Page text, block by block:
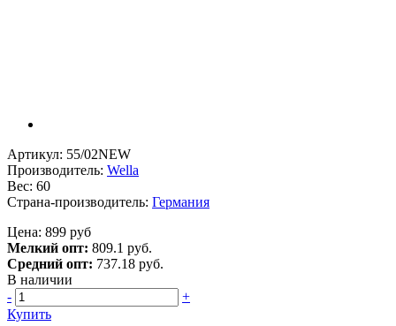
Артикул: 55/02NEW
Производитель: Wella
Вес: 60
Страна-производитель: Германия
Цена: 899 руб
Мелкий опт: 809.1 руб.
Средний опт: 737.18 руб.
В наличии
-
+
Купить